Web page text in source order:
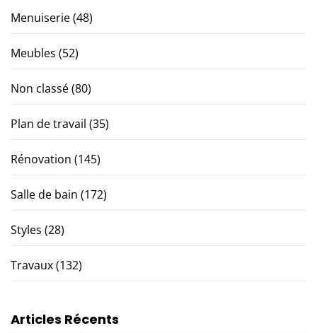
Menuiserie(48)
Meubles (52)
Non classé(80)
Plan de travail (35)
Rénovation (145)
Salle de bain (172)
Styles (28)
Travaux(132)
Articles Récents